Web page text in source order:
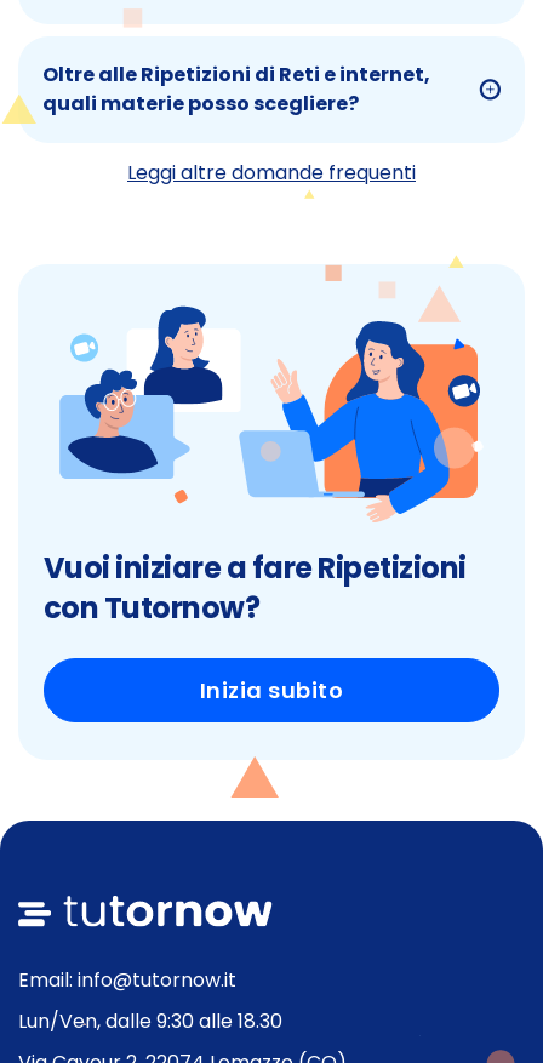
Oltre alle Ripetizioni di Reti e internet,
quali materie posso scegliere?
Leggi altre domande frequenti
Vuoi iniziare a fare Ripetizioni
con Tutornow?
Inizia subito
Email: info@tutornow.it
Lun/Ven, dalle 9:30 alle 18.30